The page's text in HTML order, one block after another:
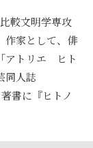
較文明学専攻
作家として、俳
アトリエ ヒト
同人誌
書に『ヒトノ